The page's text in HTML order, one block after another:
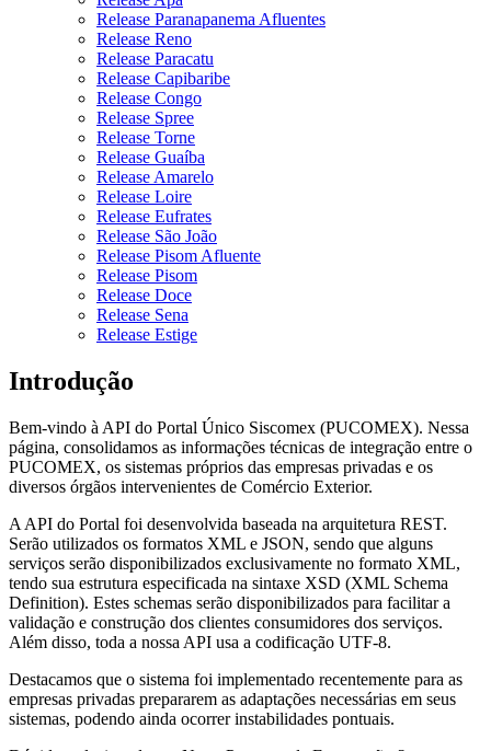
Release Paranapanema Afluentes
Release Reno
Release Paracatu
Release Capibaribe
Release Congo
Release Spree
Release Torne
Release Guaíba
Release Amarelo
Release Loire
Release Eufrates
Release São João
Release Pisom Afluente
Release Pisom
Release Doce
Release Sena
Release Estige
Introdução
Bem-vindo à API do Portal Único Siscomex (PUCOMEX). Nessa
página, consolidamos as informações técnicas de integração entre o
PUCOMEX, os sistemas próprios das empresas privadas e os
diversos órgãos intervenientes de Comércio Exterior.
A API do Portal foi desenvolvida baseada na arquitetura REST.
Serão utilizados os formatos XML e JSON, sendo que alguns
serviços serão disponibilizados exclusivamente no formato XML,
tendo sua estrutura especificada na sintaxe XSD (XML Schema
Definition). Estes schemas serão disponibilizados para facilitar a
validação e construção dos clientes consumidores dos serviços.
Além disso, toda a nossa API usa a codificação UTF-8.
Destacamos que o sistema foi implementado recentemente para as
empresas privadas prepararem as adaptações necessárias em seus
sistemas, podendo ainda ocorrer instabilidades pontuais.